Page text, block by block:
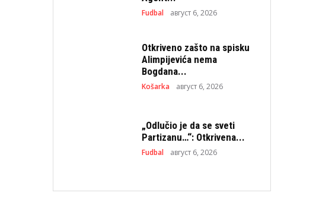
Fudbal август 6, 2026
Otkriveno zašto na spisku
Alimpijevića nema
Bogdana...
Košarka август 6, 2026
„Odlučio je da se sveti
Partizanu…“: Otkrivena...
Fudbal август 6, 2026